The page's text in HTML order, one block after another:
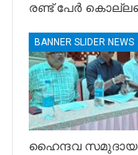
രണ്ട് പേർ
BANNER SLIDER NEWS
ഹൈന്ദവ സമുദായ